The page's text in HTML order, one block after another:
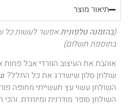
תיאור מוצר
(בהזמנה טלפוניתאפשר לעשות כל
בתוספת תשלום)
אוהבת את העיצוב הנורדי אבל
שולחן סלון שישדרג את כל החלל?
השולחן עשוי עץ תעשייתי מחופה
השולחן סופר מודרנית ומיוחדת. והכי